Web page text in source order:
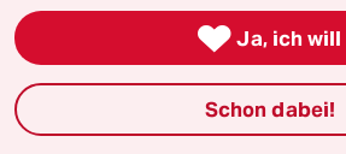
zu lassen. Da würden
der SPD ziemlich
Koalition
wohl kleinlaut den
Seniorpartners
 Ja, ich will
Schon dabei!